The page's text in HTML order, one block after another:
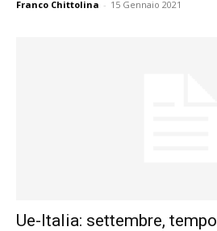
Franco Chittolina - 15 Gennaio 2021
Ue-Italia: settembre,